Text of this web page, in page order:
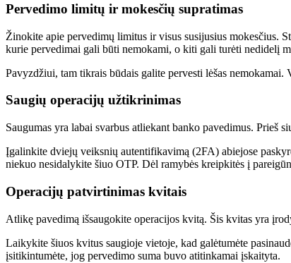
Pervedimo limitų ir mokesčių supratimas
Žinokite apie pervedimų limitus ir visus susijusius mokesčius.
kurie pervedimai gali būti nemokami, o kiti gali turėti nedidelį
Pavyzdžiui, tam tikrais būdais galite pervesti lėšas nemokamai.
Saugių operacijų užtikrinimas
Saugumas yra labai svarbus atliekant banko pavedimus.
Įgalinkite dviejų veiksnių autentifikavimą (2FA) abiejose
niekuo nesidalykite šiuo OTP. Dėl ramybės kreipkitės į
Operacijų patvirtinimas kvitais
Atlikę pavedimą išsaugokite operacijos kvitą. Šis kvitas yra
Laikykite šiuos kvitus saugioje vietoje, kad galėtumėte
įsitikintumėte, jog pervedimo suma buvo atitinkamai įskaityta.